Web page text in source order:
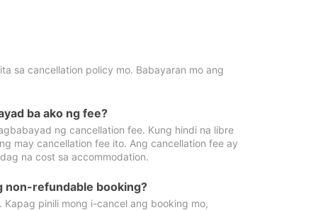
sa cancellation policy mo. Babayaran mo ang
ba ako ng fee?
ng cancellation fee. Kung hindi na libre
may cancellation fee ito. Ang cancellation fee ay
na cost sa accommodation.
non-refundable booking?
pinili mong i-cancel ang booking mo,